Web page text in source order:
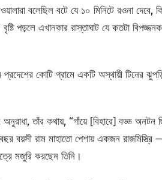
বলেছিল বটে যে ১০ মিনিটে রওনা দেবে,
পড়লে এখানকার রাস্তাঘাট যে কতটা
কোটি গ্রামে একটি অস্থায়ী টিনের
তাঁর কথায়, “গাঁয়ে [বিহারে] বড্ড অনটন
বয়সী রাম মাহাতো পেশায় একজন রাজমিস্ত্রি
মজুরি করছেন তিনি।